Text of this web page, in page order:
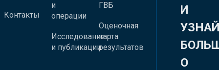
Контакты
и
операции
Исследования
и публикации
ГВБ
Оценочная
карта
результатов
И
О